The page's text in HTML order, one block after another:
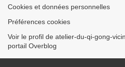
Cookies et données personnelles
Préférences cookies
Voir le profil de atelier-du-qi-gong-
portail Overblog